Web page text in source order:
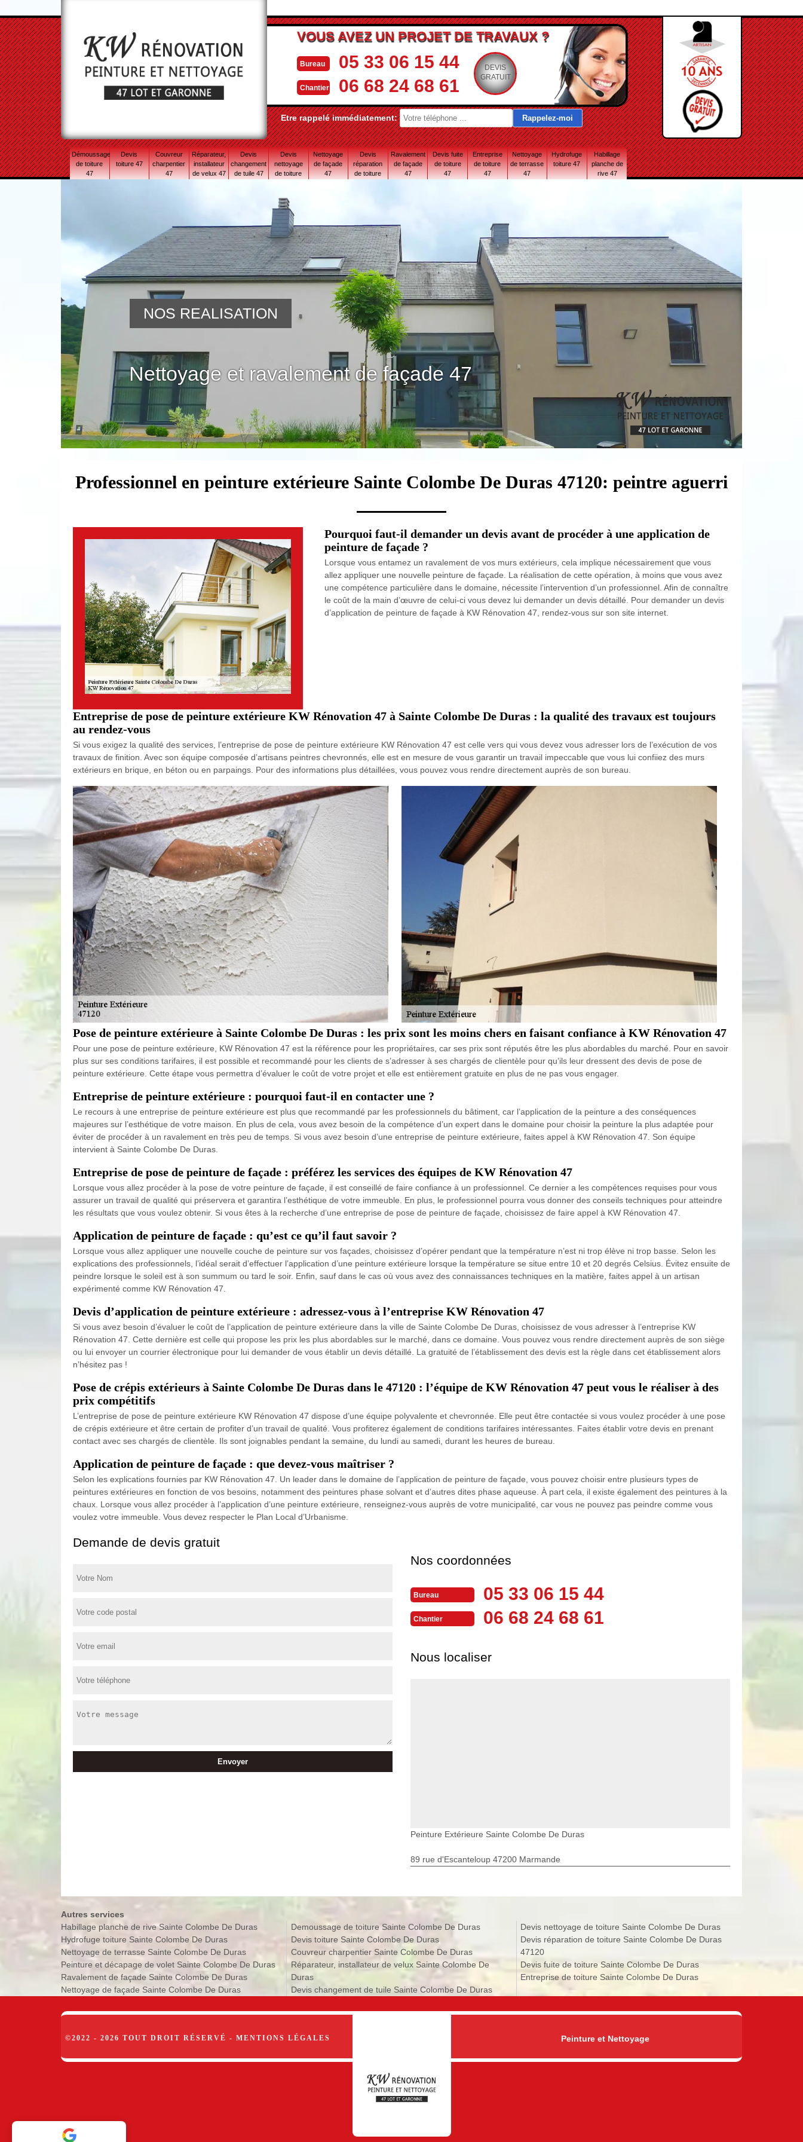
VOUS AVEZ UN PROJET DE TRAVAUX ?
Bureau 05 33 06 15 44
Chantier 06 68 24 68 61
DEVIS
GRATUIT
Etre rappelé immédiatement:
Démoussage
de toiture
47
Devis
toiture 47
Couvreur
charpentier
47
Réparateur,
installateur
de velux 47
Devis
changement
de tuile 47
Devis
nettoyage
de toiture
Nettoyage
de façade
47
Devis
réparation
de toiture
Ravalement
de façade
47
Devis fuite
de toiture
47
Entreprise
de toiture
47
Nettoyage
de terrasse
47
Hydrofuge
toiture 47
Habillage
planche de
rive 47
Nettoyage et ravalement de façade 47
NOS REALISATION
Professionnel en peinture extérieure Sainte Colombe De Duras 47120: peintre aguerri
Pourquoi faut-il demander un devis avant de procéder à une application de
peinture de façade ?
Lorsque vous entamez un ravalement de vos murs extérieurs, cela implique nécessairement que vous
allez appliquer une nouvelle peinture de façade. La réalisation de cette opération, à moins que vous avez
une compétence particulière dans le domaine, nécessite l’intervention d’un professionnel. Afin de connaître
le coût de la main d’œuvre de celui-ci vous devez lui demander un devis détaillé. Pour demander un devis
d’application de peinture de façade à KW Rénovation 47, rendez-vous sur son site internet.
Entreprise de pose de peinture extérieure KW Rénovation 47 à Sainte Colombe De Duras : la qualité des travaux est toujours
au rendez-vous
Si vous exigez la qualité des services, l’entreprise de pose de peinture extérieure KW Rénovation 47 est celle vers qui vous devez vous adresser lors de l’exécution de vos
travaux de finition. Avec son équipe composée d’artisans peintres chevronnés, elle est en mesure de vous garantir un travail impeccable que vous lui confiiez des murs
extérieurs en brique, en béton ou en parpaings. Pour des informations plus détaillées, vous pouvez vous rendre directement auprès de son bureau.
Pose de peinture extérieure à Sainte Colombe De Duras : les prix sont les moins chers en faisant confiance à KW Rénovation 47
Pour une pose de peinture extérieure, KW Rénovation 47 est la référence pour les propriétaires, car ses prix sont réputés être les plus abordables du marché. Pour en savoir
plus sur ses conditions tarifaires, il est possible et recommandé pour les clients de s’adresser à ses chargés de clientèle pour qu’ils leur dressent des devis de pose de
peinture extérieure. Cette étape vous permettra d’évaluer le coût de votre projet et elle est entièrement gratuite en plus de ne pas vous engager.
Entreprise de peinture extérieure : pourquoi faut-il en contacter une ?
Le recours à une entreprise de peinture extérieure est plus que recommandé par les professionnels du bâtiment, car l’application de la peinture a des conséquences
majeures sur l’esthétique de votre maison. En plus de cela, vous avez besoin de la compétence d’un expert dans le domaine pour choisir la peinture la plus adaptée pour
éviter de procéder à un ravalement en très peu de temps. Si vous avez besoin d’une entreprise de peinture extérieure, faites appel à KW Rénovation 47. Son équipe
intervient à Sainte Colombe De Duras.
Entreprise de pose de peinture de façade : préférez les services des équipes de KW Rénovation 47
Lorsque vous allez procéder à la pose de votre peinture de façade, il est conseillé de faire confiance à un professionnel. Ce dernier a les compétences requises pour vous
assurer un travail de qualité qui préservera et garantira l’esthétique de votre immeuble. En plus, le professionnel pourra vous donner des conseils techniques pour atteindre
les résultats que vous voulez obtenir. Si vous êtes à la recherche d’une entreprise de pose de peinture de façade, choisissez de faire appel à KW Rénovation 47.
Application de peinture de façade : qu’est ce qu’il faut savoir ?
Lorsque vous allez appliquer une nouvelle couche de peinture sur vos façades, choisissez d’opérer pendant que la température n’est ni trop élève ni trop basse. Selon les
explications des professionnels, l’idéal serait d’effectuer l’application d’une peinture extérieure lorsque la température se situe entre 10 et 20 degrés Celsius. Évitez ensuite de
peindre lorsque le soleil est à son summum ou tard le soir. Enfin, sauf dans le cas où vous avez des connaissances techniques en la matière, faites appel à un artisan
expérimenté comme KW Rénovation 47.
Devis d’application de peinture extérieure : adressez-vous à l’entreprise KW Rénovation 47
Si vous avez besoin d’évaluer le coût de l’application de peinture extérieure dans la ville de Sainte Colombe De Duras, choisissez de vous adresser à l’entreprise KW
Rénovation 47. Cette dernière est celle qui propose les prix les plus abordables sur le marché, dans ce domaine. Vous pouvez vous rendre directement auprès de son siège
ou lui envoyer un courrier électronique pour lui demander de vous établir un devis détaillé. La gratuité de l’établissement des devis est la règle dans cet établissement alors
n’hésitez pas !
Pose de crépis extérieurs à Sainte Colombe De Duras dans le 47120 : l’équipe de KW Rénovation 47 peut vous le réaliser à des
prix compétitifs
L’entreprise de pose de peinture extérieure KW Rénovation 47 dispose d’une équipe polyvalente et chevronnée. Elle peut être contactée si vous voulez procéder à une pose
de crépis extérieure et être certain de profiter d’un travail de qualité. Vous profiterez également de conditions tarifaires intéressantes. Faites établir votre devis en prenant
contact avec ses chargés de clientèle. Ils sont joignables pendant la semaine, du lundi au samedi, durant les heures de bureau.
Application de peinture de façade : que devez-vous maîtriser ?
Selon les explications fournies par KW Rénovation 47. Un leader dans le domaine de l’application de peinture de façade, vous pouvez choisir entre plusieurs types de
peintures extérieures en fonction de vos besoins, notamment des peintures phase solvant et d’autres dites phase aqueuse. À part cela, il existe également des peintures à la
chaux. Lorsque vous allez procéder à l’application d’une peinture extérieure, renseignez-vous auprès de votre municipalité, car vous ne pouvez pas peindre comme vous
voulez votre immeuble. Vous devez respecter le Plan Local d’Urbanisme.
Demande de devis gratuit
Nos coordonnées
Bureau 05 33 06 15 44
Chantier 06 68 24 68 61
Nous localiser
Peinture Extérieure Sainte Colombe De Duras
89 rue d'Escanteloup 47200 Marmande
Autres services
Habillage planche de rive Sainte Colombe De Duras
Hydrofuge toiture Sainte Colombe De Duras
Nettoyage de terrasse Sainte Colombe De Duras
Peinture et décapage de volet Sainte Colombe De Duras
Ravalement de façade Sainte Colombe De Duras
Nettoyage de façade Sainte Colombe De Duras
Demoussage de toiture Sainte Colombe De Duras
Devis toiture Sainte Colombe De Duras
Couvreur charpentier Sainte Colombe De Duras
Réparateur, installateur de velux Sainte Colombe De
Duras
Devis changement de tuile Sainte Colombe De Duras
Devis nettoyage de toiture Sainte Colombe De Duras
Devis réparation de toiture Sainte Colombe De Duras
47120
Devis fuite de toiture Sainte Colombe De Duras
Entreprise de toiture Sainte Colombe De Duras
©2022 - 2026 TOUT DROIT RÉSERVÉ - MENTIONS LÉGALES Peinture et Nettoyage